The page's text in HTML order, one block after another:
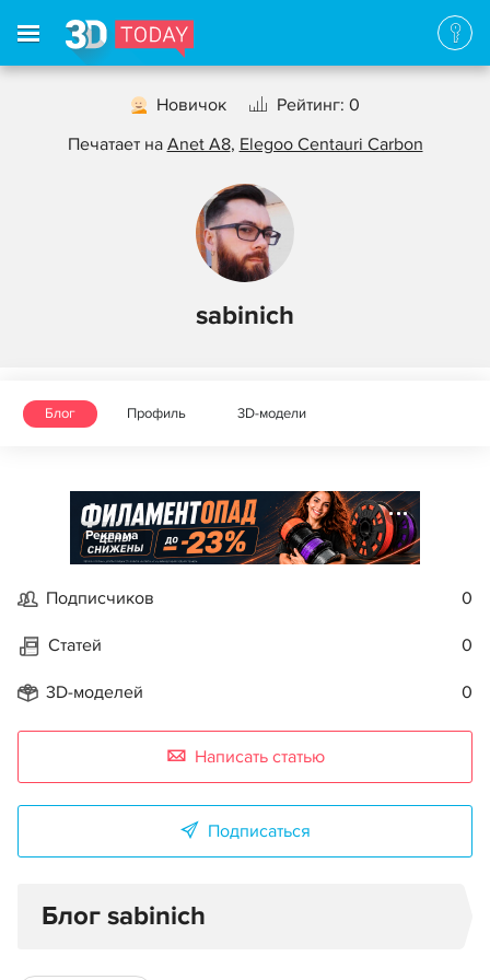
Новичок
Рейтинг: 0
Печатает на Anet A8, Elegoo Centauri Carbon
sabinich
Блог Профиль 3D-модели
Реклама
Подписчиков 0
Статей 0
3D-моделей 0
Написать статью
Подписаться
Блог sabinich